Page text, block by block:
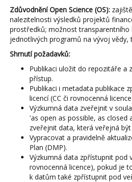
Zdůvodnění Open Science (OS):
nalezitelnosti výsledků projektů
prostředků; možnost transparentního
jednotlivých programů na vývoj vědy,
Shrnutí požadavků:
Publikaci uložit do repozitáře a
přístup.
Publikaci i metadata publikace
licencí (CC či rovnocenná
Výzkumná data zveřejnit v
'as open as possible, as closed
zveřejnit data, která veřejná
Vypracovat a pravidelně
Plan (DMP).
Výzkumná data zpřístupnit pod
rovnocenná licence), pokud je
k datům také zpřístupnit pod